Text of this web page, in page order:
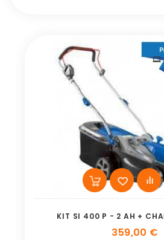
KIT SI 400 P - 2 AH +
359,00 €